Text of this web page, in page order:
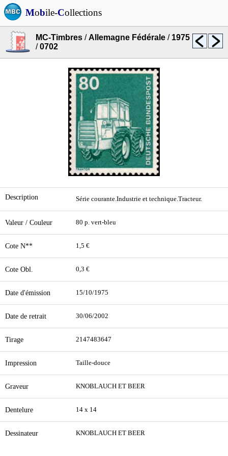
Mobile-Collections
MC-Timbres /Allemagne Fédérale / 1975
/0702
Description Série courante.Industrie et technique.Tracteur.
Valeur / Couleur 80 p. vert-bleu
Cote N** 1,5 €
Cote Obl. 0,3 €
Date d'émission 15/10/1975
Date de retrait 30/06/2002
Tirage 2147483647
Impression Taille-douce
Graveur KNOBLAUCH ET BEER
Dentelure 14 x 14
Dessinateur KNOBLAUCH ET BEER